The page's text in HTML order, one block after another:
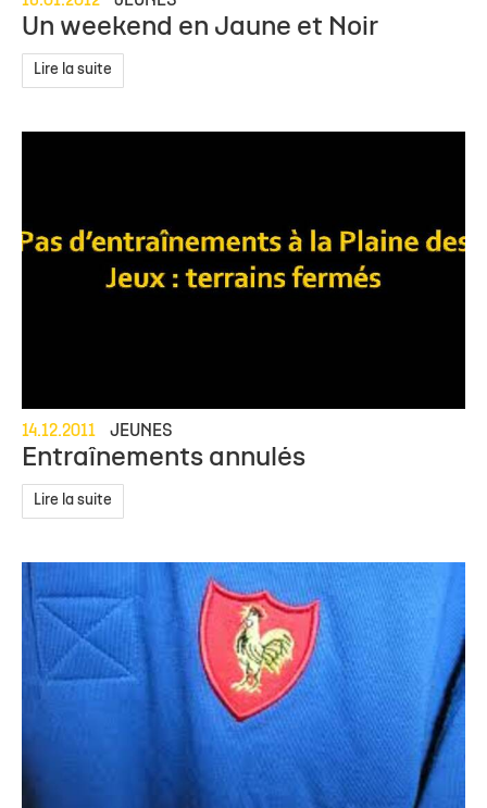
Un weekend en Jaune et Noir
Lire la suite
14.12.2011 JEUNES
Entraînements annulés
Lire la suite